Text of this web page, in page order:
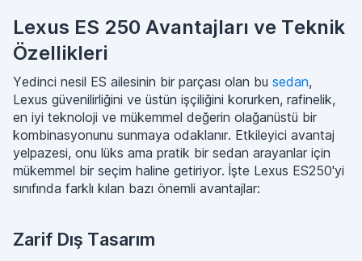
Lexus ES 250 Avantajları ve Teknik
Özellikleri
Yedinci nesil ES ailesinin bir parçası olan bu sedan,
Lexus güvenilirliğini ve üstün işçiliğini korurken, rafinelik,
en iyi teknoloji ve mükemmel değerin olağanüstü bir
kombinasyonunu sunmaya odaklanır. Etkileyici avantaj
yelpazesi, onu lüks ama pratik bir sedan arayanlar için
mükemmel bir seçim haline getiriyor. İşte Lexus ES250'yi
sınıfında farklı kılan bazı önemli avantajlar:
Zarif Dış Tasarım